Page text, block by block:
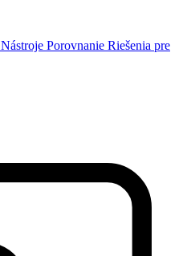
Nástroje Porovnanie Riešenia pre